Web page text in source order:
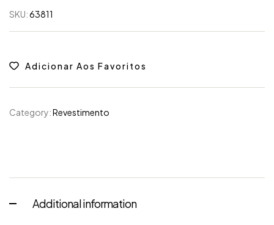
SKU:63811
Adicionar Aos Favoritos
Category:Revestimento
Additional information